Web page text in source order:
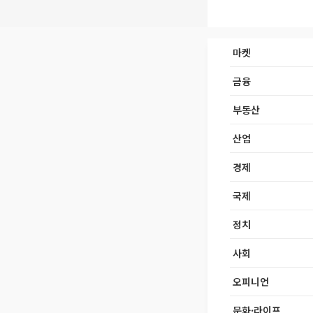
마켓
금융
부동산
산업
경제
국제
정치
사회
오피니언
문화·라이프